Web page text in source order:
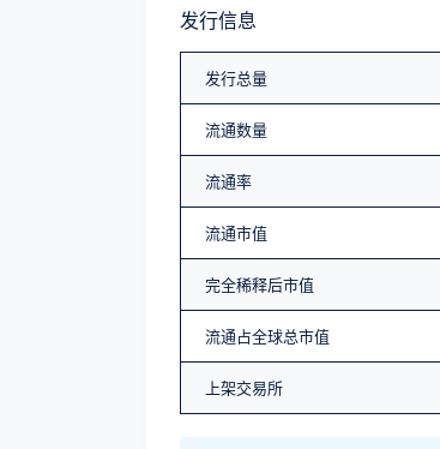
发行信息
发行总量
流通数量
流通率
流通市值
完全稀释后市值
流通占全球总市值
上架交易所